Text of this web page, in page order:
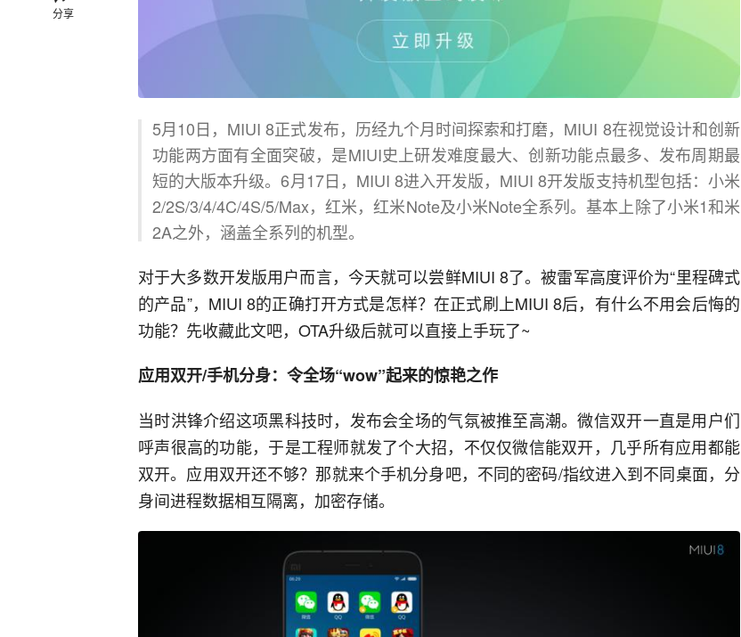
分享
5月10日，MIUI 8正式发布，历经九个月时间探索和打磨，MIUI 8在视觉设计和创新
功能两方面有全面突破，是MIUI史上研发难度最大、创新功能点最多、发布周期最
短的大版本升级。6月17日，MIUI 8进入开发版，MIUI 8开发版支持机型包括：小米
2/2S/3/4/4C/4S/5/Max，红米，红米Note及小米Note全系列。基本上除了小米1和米
2A之外，涵盖全系列的机型。
对于大多数开发版用户而言，今天就可以尝鲜MIUI 8了。被雷军高度评价为“里程碑式
的产品”，MIUI 8的正确打开方式是怎样？在正式刷上MIUI 8后，有什么不用会后悔的
功能？先收藏此文吧，OTA升级后就可以直接上手玩了~
应用双开/手机分身：令全场“wow”起来的惊艳之作
当时洪锋介绍这项黑科技时，发布会全场的气氛被推至高潮。微信双开一直是用户们
呼声很高的功能，于是工程师就发了个大招，不仅仅微信能双开，几乎所有应用都能
双开。应用双开还不够？那就来个手机分身吧，不同的密码/指纹进入到不同桌面，分
身间进程数据相互隔离，加密存储。